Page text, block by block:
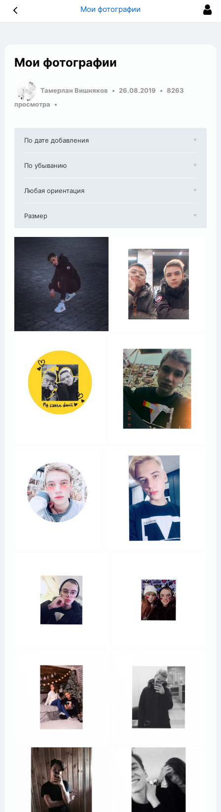
Мои фотографии
Мои фотографии
Тамерлан Вишняков 26.08.2019
8263
просмотра
По дате добавления
По убыванию
Любая ориентация
Размер